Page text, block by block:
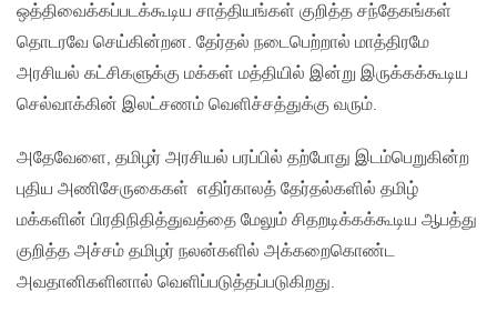
ஒத்திவைக்கப்படக்கூடிய சாத்தியங்கள் குறித்த சந்தேகங்கள்
தொடரவே செய்கின்றன. தேர்தல் நடைபெற்றால் மாத்திரமே
அரசியல் கட்சிகளுக்கு மக்கள் மத்தியில் இன்று இருக்கக்கூடிய
செல்வாக்கின் இலட்சணம் வெளிச்சத்துக்கு வரும்.
அதேவேளை, தமிழர் அரசியல் பரப்பில் தற்போது இடம்பெறுகின்ற
புதிய அணிசேருகைகள் எதிர்காலத் தேர்தல்களில் தமிழ்
மக்களின் பிரதிநிதித்துவத்தை மேலும் சிதறடிக்கக்கூடிய ஆபத்து
குறித்த அச்சம் தமிழர் நலன்களில் அக்கறைகொண்ட
அவதானிகளினால் வெளிப்படுத்தப்படுகிறது.